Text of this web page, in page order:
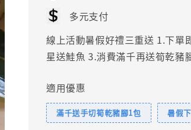
多元支付
線上活動暑假好禮三重送 1.下
星送鮭魚 3.消費滿千再送筍乾豬
適用優惠
滿千送手切筍乾豬腳1包 暑假